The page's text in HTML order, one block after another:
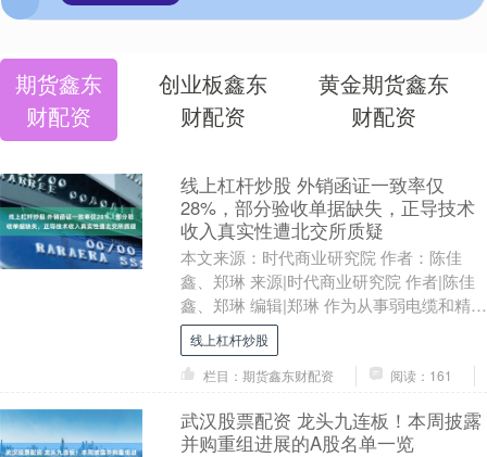
期货鑫东
财配资
创业板鑫东
财配资
黄金期货鑫东
财配资
线上杠杆炒股 外销函证一致率仅
28%，部分验收单据缺失，正导技术
收入真实性遭北交所质疑
本文来源：时代商业研究院 作者：陈佳
鑫、郑琳 来源|时代商业研究院 作者|陈佳
鑫、郑琳 编辑|郑琳 作为从事弱电缆和精密
导体设计、生产和销售的国家高新技术企
业，....
线上杠杆炒股
栏目：期货鑫东财配资
阅读：161
武汉股票配资 龙头九连板！本周披露
并购重组进展的A股名单一览